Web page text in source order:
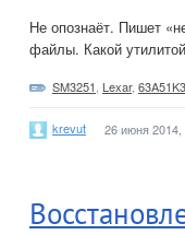
Не опознаёт. Пишет
файлы. Какой
SM3251 Lexar,
krevut 26 июня 2014,